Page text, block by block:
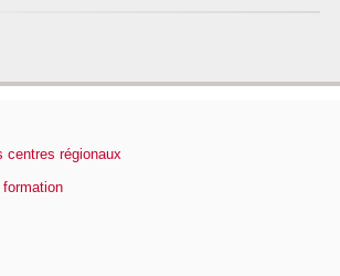
centres régionaux
formation